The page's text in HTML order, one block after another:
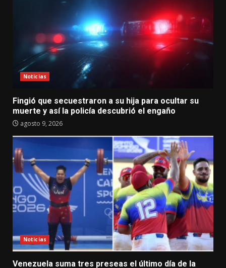
Noticias
Fingió que secuestraron a su hija para ocultar su
muerte y así la policía descubrió el engaño
agosto 9, 2026
Noticias
Venezuela suma tres preseas el último día de la